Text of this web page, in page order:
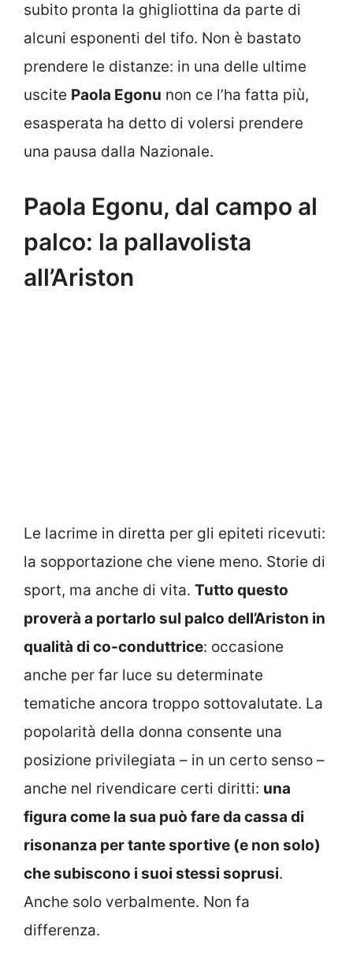
subito pronta la ghigliottina da parte di
alcuni esponenti del tifo. Non è bastato
prendere le distanze: in una delle ultime
uscite Paola Egonu non ce l’ha fatta più,
esasperata ha detto di volersi prendere
una pausa dalla Nazionale.
Paola Egonu, dal campo al
palco: la pallavolista
all’Ariston
Le lacrime in diretta per gli epiteti ricevuti:
la sopportazione che viene meno. Storie di
sport, ma anche di vita. Tutto questo
proverà a portarlo sul palco dell’Ariston in
qualità di co-conduttrice: occasione
anche per far luce su determinate
tematiche ancora troppo sottovalutate. La
popolarità della donna consente una
posizione privilegiata – in un certo senso –
anche nel rivendicare certi diritti: una
figura come la sua può fare da cassa di
risonanza per tante sportive (e non solo)
che subiscono i suoi stessi soprusi.
Anche solo verbalmente. Non fa
differenza.